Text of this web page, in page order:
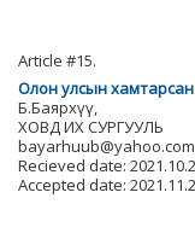
Article #15.
Олон улсын хамтарсан
Б.Баярхүү,
ХОВД ИХ СУРГУУЛЬ
bayarhuub@yahoo.com
Recieved date:
Accepted date: